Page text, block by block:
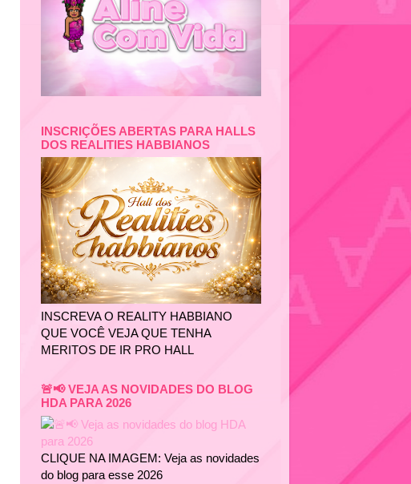
INSCRIÇÕES ABERTAS PARA HALLS
DOS REALITIES HABBIANOS
INSCREVA O REALITY HABBIANO
QUE VOCÊ VEJA QUE TENHA
MERITOS DE IR PRO HALL
🚨📢 VEJA AS NOVIDADES DO BLOG
HDA PARA 2026
CLIQUE NA IMAGEM: Veja as novidades
do blog para esse 2026